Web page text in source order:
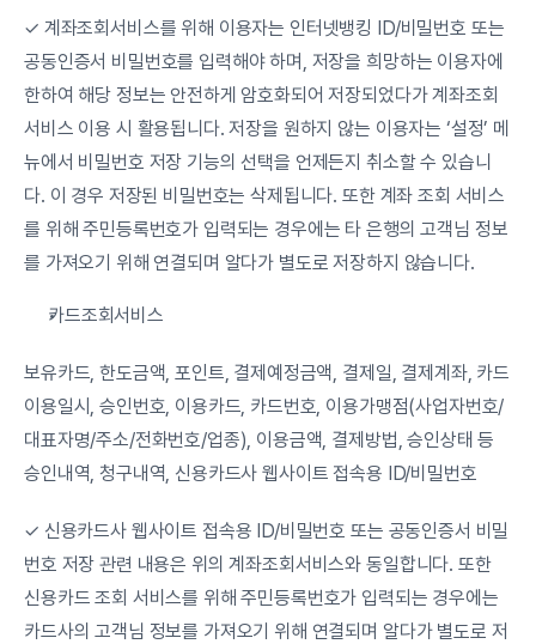
✓ 계좌조회서비스를 위해 이용자는 인터넷뱅킹 ID/비밀번호 또는
공동인증서 비밀번호를 입력해야 하며, 저장을 희망하는 이용자에
한하여 해당 정보는 안전하게 암호화되어 저장되었다가 계좌조회
서비스 이용 시 활용됩니다. 저장을 원하지 않는 이용자는 ‘설정’ 메
뉴에서 비밀번호 저장 기능의 선택을 언제든지 취소할 수 있습니
다. 이 경우 저장된 비밀번호는 삭제됩니다. 또한 계좌 조회 서비스
를 위해 주민등록번호가 입력되는 경우에는 타 은행의 고객님 정보
를 가져오기 위해 연결되며 알다가 별도로 저장하지 않습니다.
카드조회서비스
보유카드, 한도금액, 포인트, 결제예정금액, 결제일, 결제계좌, 카드
이용일시, 승인번호, 이용카드, 카드번호, 이용가맹점(사업자번호/
대표자명/주소/전화번호/업종), 이용금액, 결제방법, 승인상태 등
승인내역, 청구내역, 신용카드사 웹사이트 접속용 ID/비밀번호
✓ 신용카드사 웹사이트 접속용 ID/비밀번호 또는 공동인증서 비밀
번호 저장 관련 내용은 위의 계좌조회서비스와 동일합니다. 또한
신용카드 조회 서비스를 위해 주민등록번호가 입력되는 경우에는
카드사의 고객님 정보를 가져오기 위해 연결되며 알다가 별도로 저